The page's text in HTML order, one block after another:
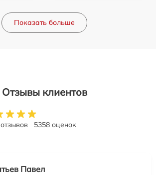
Показать больше
Отзывы клиентов
5358 оценок
Павел